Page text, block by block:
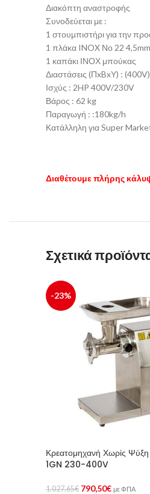
Διακόπτη αναστροφής
Συνοδεύεται με :
1 στουμπιστήρι για την
1 πλάκα INOX Νο 22
1 καπάκι ΙΝΟΧ μπούκας
Διαστάσεις (ΠxBxΥ) :
Ισχύς : 2HP 400V/230V
Βάρος : 62 kg
​Παραγωγή : :180kg/h
Κατάλληλη για Super
Διαθέτουμε πλήρης
Σχετικά
-23%
Κρεατομηχανή Χωρίς
1GN 230-400V
1.027,65€ 790,50€ με ΦΠΑ